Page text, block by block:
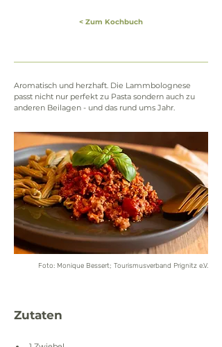
< Zum Kochbuch
Aromatisch und herzhaft. Die Lammbolognese
passt nicht nur perfekt zu Pasta sondern auch zu
anderen Beilagen - und das rund ums Jahr.
Foto: Monique Bessert; Tourismusverband Prignitz e.V.
Zutaten